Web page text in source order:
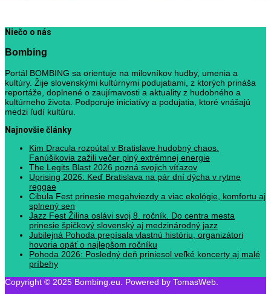
Niečo o nás
Bombing
Portál BOMBING sa orientuje na milovníkov hudby, umenia a
kultúry. Žije slovenskými kultúrnymi podujatiami, z ktorých prináša
reportáže, doplnené o zaujímavosti a aktuality z hudobného a
kultúrneho života. Podporuje iniciatívy a podujatia, ktoré vnášajú
medzi ľudí kultúru.
Najnovšie články
Kim Dracula rozpútal v Bratislave hudobný chaos.
Fanúšikovia zažili večer plný extrémnej energie
The Legits Blast 2026 pozná svojich víťazov
Uprising 2026: Keď Bratislava na pár dní dýcha v rytme
reggae
Cibula Fest prinesie megahviezdy a viac ekológie, komfortu aj
splnený sen
Jazz Fest Žilina oslávi svoj 8. ročník. Do centra mesta
prinesie špičkový slovenský aj medzinárodný jazz
Jubilejná Pohoda prepísala vlastnú históriu, organizátori
hovoria opäť o najlepšom ročníku
Pohoda 2026: Posledný deň priniesol veľké koncerty aj malé
príbehy
Copyright © 2025 Bombing.eu. Powered by TomasWeb.